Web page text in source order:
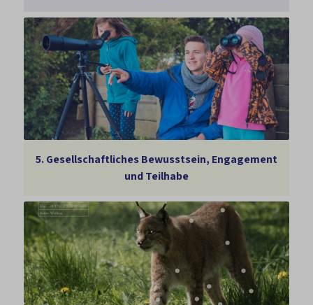
5.Gesellschaftliches Bewusstsein, Engagement
und Teilhabe